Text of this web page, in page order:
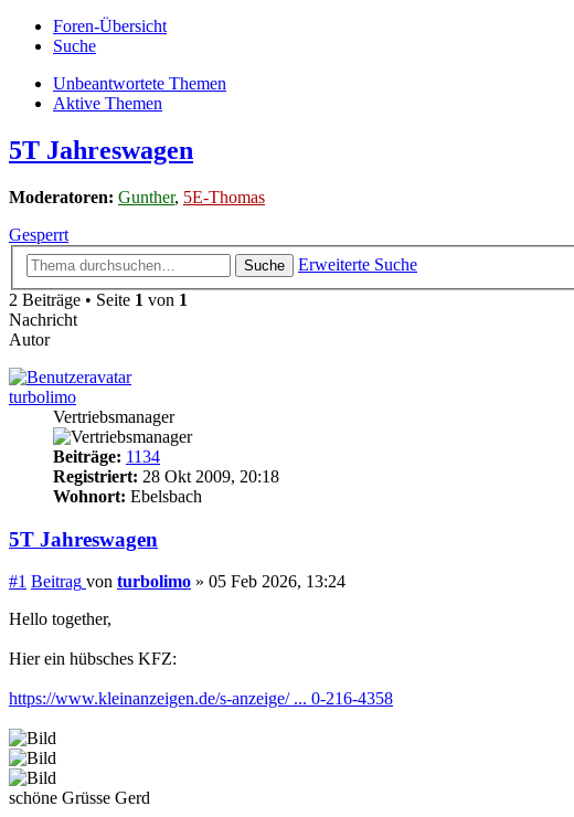
Foren-Übersicht
Suche
Unbeantwortete Themen
Aktive Themen
5T Jahreswagen
Moderatoren: Gunther, 5E-Thomas
Gesperrt
Suche
Erweiterte Suche
2 Beiträge • Seite 1 von 1
Nachricht
Autor
turbolimo
Vertriebsmanager
Beiträge: 1134
Registriert: 28 Okt 2009, 20:18
Wohnort: Ebelsbach
5T Jahreswagen
#1 Beitrag von turbolimo » 05 Feb 2026, 13:24
Hello together,
Hier ein hübsches KFZ:
https://www.kleinanzeigen.de/s-anzeige/ ... 0-216-4358
schöne Grüsse Gerd